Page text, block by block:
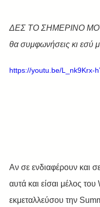
ΔΕΣ ΤΟ ΣΗΜΕΡΙΝΟ ΜΟΥ
θα συμφωνήσεις κι εσύ
https://youtu.be/L_nk9Krx-
Αν σε ενδιαφέρουν και
αυτά και είσαι μέλος
εκμεταλλεύσου την